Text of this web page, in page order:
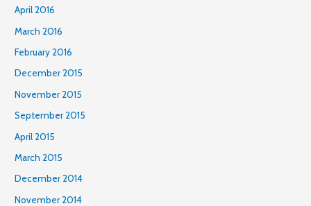
April 2016
March 2016
February 2016
December 2015
November 2015
September 2015
April 2015
March 2015
December 2014
November 2014